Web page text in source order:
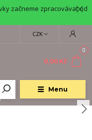
začneme zpracovávat od
Menu
CZK
0
0,00 Kč